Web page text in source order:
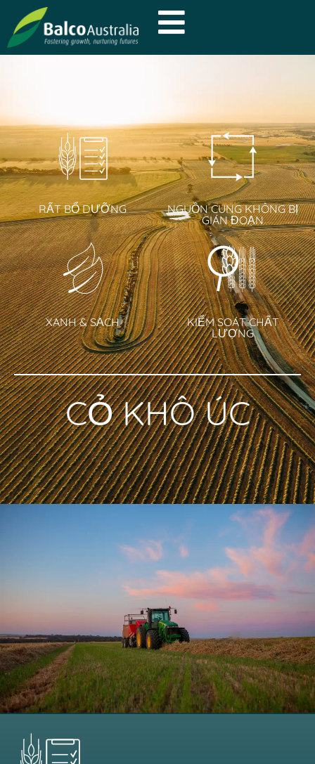
RẤT BỔ DƯỠNG
NGUỒN CUNG KHÔNG BỊ
GIÁN ĐOẠN
XANH & SẠCH
KIỂM SOÁT CHẤT
LƯỢNG
CỎ KHÔ ÚC